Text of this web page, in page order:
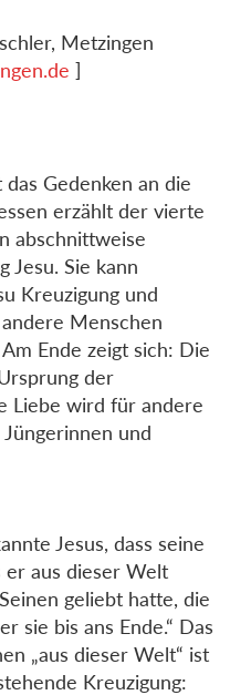
Metzingen
]
Gedenken an die
erzählt der vierte
abschnittweise
Jesu. Sie kann
Kreuzigung und
Menschen
Ende zeigt sich: Die
der
Liebe wird für andere
und
Jesus, dass seine
er aus dieser Welt
geliebt hatte, die
sie bis ans Ende.“ Das
„aus dieser Welt“ ist
Kreuzigung: